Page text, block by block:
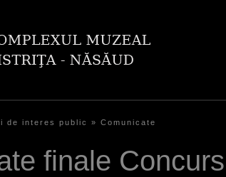
de interes public » Comunicate
finale